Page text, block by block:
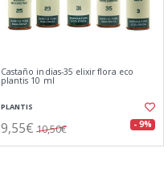
Castaño indias-35 elixir flora eco
plantis 10 ml
PLANTIS
9,55€ 10,50€ - 9%